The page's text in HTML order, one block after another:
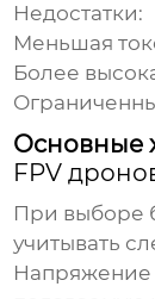
Недостатки:
Меньшая
Более
Основные
FPV
При выборе
учитывать
Напряжение